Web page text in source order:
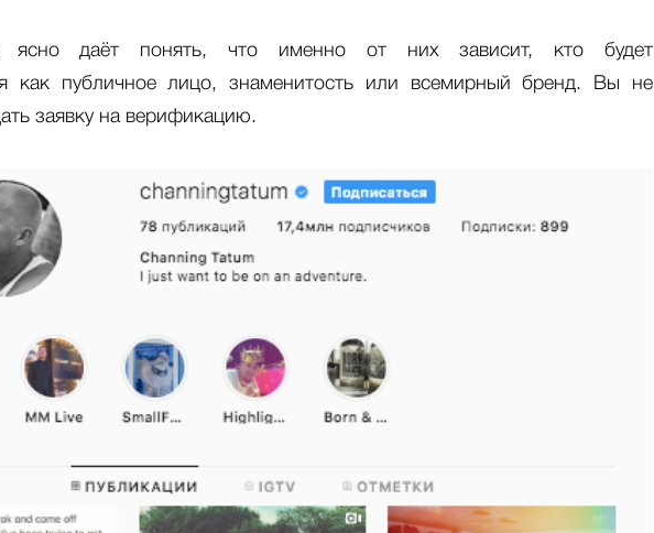
ясно даёт понять, что именно от них зависит, кто будет
как публичное лицо, знаменитость или всемирный бренд. Вы не
заявку на верификацию.